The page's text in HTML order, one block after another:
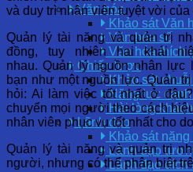
Văn hóa
Khảo sát Văn
Văn hóa số
Văn hóa thích
Chiến lược
Khảo sát
Năng lực cạnh
Hài lòng
Lãnh đạo
Khảo sát
Lãnh đạo
Lãnh đạo đích
và duy trì nhân viên tuyệt vời của
Quản lý tài năng và quản trị
đồng, tuy nhiên hai khái
nhau. Quản lý nguồn nhân lực
bạn như một nguồn lực. Quản
hỏi: Ai làm việc tốt nhất ở
chuyển mọi người theo cách
nhân viên phục vụ tốt nhất cho
Quản lý tài năng và quản trị
người, nhưng có thể phân biệt